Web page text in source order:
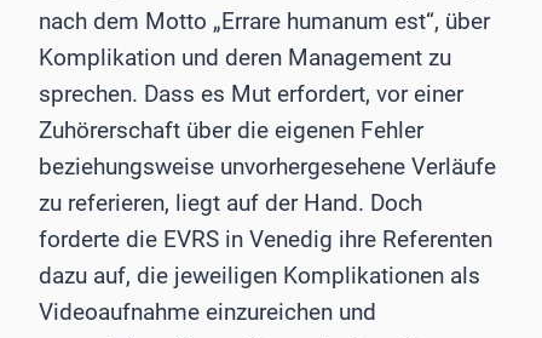
nach dem Motto „Errare humanum est“, über
Komplikation und deren Management zu
sprechen. Dass es Mut erfordert, vor einer
Zuhörerschaft über die eigenen Fehler
beziehungsweise unvorhergesehene Verläufe
zu referieren, liegt auf der Hand. Doch
forderte die EVRS in Venedig ihre Referenten
dazu auf, die jeweiligen Komplikationen als
Videoaufnahme einzureichen und